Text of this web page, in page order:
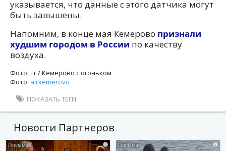
указывается, что данные с этого датчика могут
быть завышены.
Напомним, в конце мая Кемерово признали
худшим городом в России по качеству
воздуха.
Фото: тг / Кемерово с огоньком
Фото: airkemerovo
ПОКАЗАТЬ ТЕГИ
Новости Партнеров
i i